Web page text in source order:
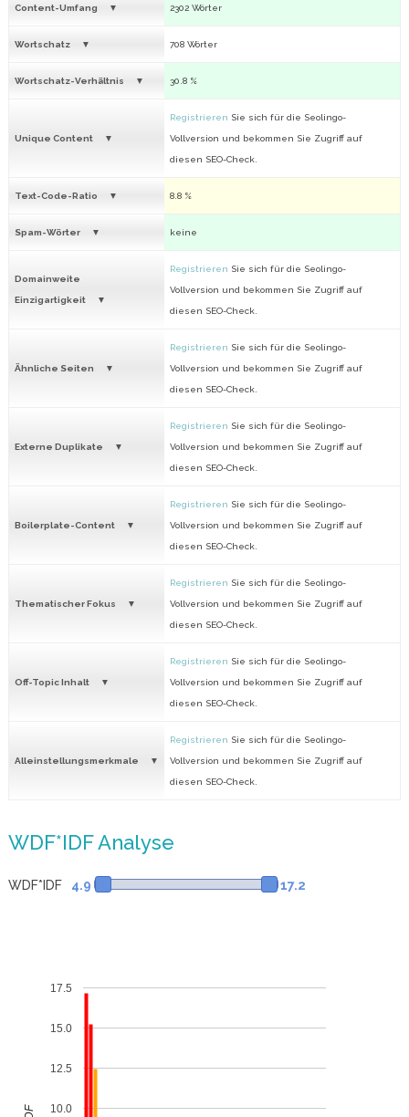
Content-Umfang 2302 Wörter
Wortschatz 708 Wörter
Wortschatz-Verhältnis 30.8 %
Unique Content
Registrieren Sie sich für die Seolingo-
Vollversion und bekommen Sie Zugriff auf
diesen SEO-Check.
Text-Code-Ratio 8.8 %
Spam-Wörter keine
Domainweite
Einzigartigkeit
Registrieren Sie sich für die Seolingo-
Vollversion und bekommen Sie Zugriff auf
diesen SEO-Check.
Ähnliche Seiten
Registrieren Sie sich für die Seolingo-
Vollversion und bekommen Sie Zugriff auf
diesen SEO-Check.
Externe Duplikate
Registrieren Sie sich für die Seolingo-
Vollversion und bekommen Sie Zugriff auf
diesen SEO-Check.
Boilerplate-Content
Registrieren Sie sich für die Seolingo-
Vollversion und bekommen Sie Zugriff auf
diesen SEO-Check.
Thematischer Fokus
Registrieren Sie sich für die Seolingo-
Vollversion und bekommen Sie Zugriff auf
diesen SEO-Check.
Off-Topic Inhalt
Registrieren Sie sich für die Seolingo-
Vollversion und bekommen Sie Zugriff auf
diesen SEO-Check.
Alleinstellungsmerkmale
Registrieren Sie sich für die Seolingo-
Vollversion und bekommen Sie Zugriff auf
diesen SEO-Check.
WDF*IDF Analyse
WDF*IDF 4.9 17.2
10.0
12.5
15.0
17.5